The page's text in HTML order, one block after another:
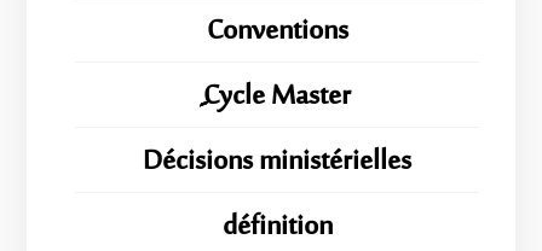
Conventions
ِِِCycle Master
Décisions ministérielles
définition